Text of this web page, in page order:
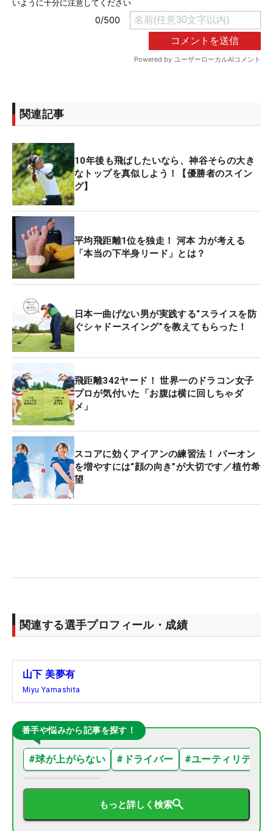
関連記事
10年後も飛ばしたいなら、神谷そらの大き
なトップを真似しよう！【優勝者のスイン
グ】
平均飛距離1位を独走！ 河本 力が考える
「本当の下半身リード」とは？
日本一曲げない男が実践する“スライスを防
ぐシャドースイング”を教えてもらった！
飛距離342ヤード！ 世界一のドラコン女子
プロが気付いた「お腹は横に回しちゃダ
メ」
スコアに効くアイアンの練習法！ パーオン
を増やすには“顔の向き”が大切です／植竹希
望
関連する選手プロフィール・成績
山下 美夢有
Miyu Yamashita
番手や悩みから記事を探す！
#球が上がらない # ドライバー #ユーティリティ
もっと詳しく検索